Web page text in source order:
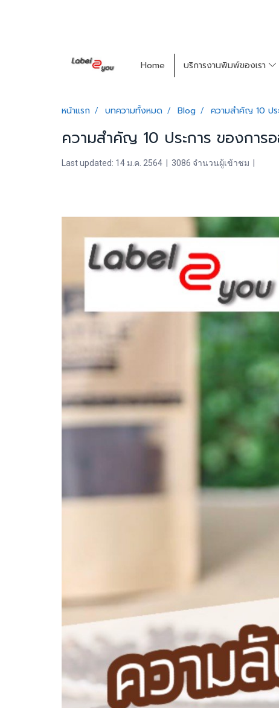
Home บริการงานพิมพ์ของเรา
หน้าแรก บทความทั้งหมด Blog ความสำคัญ 10 ปร
ความสำคัญ 10 ประการ ของกา
Last updated: 14 ม.ค. 2564 3086 จำนวนผู้เข้าชม